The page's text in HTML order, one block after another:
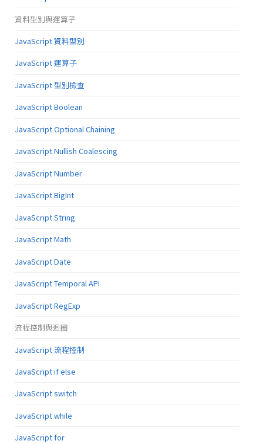
資料型別與運算子
JavaScript 資料型別
JavaScript 運算子
JavaScript 型別檢查
JavaScript Boolean
JavaScript Optional Chaining
JavaScript Nullish Coalescing
JavaScript Number
JavaScript BigInt
JavaScript String
JavaScript Math
JavaScript Date
JavaScript Temporal API
JavaScript RegExp
流程控制與迴圈
JavaScript 流程控制
JavaScript if else
JavaScript switch
JavaScript while
JavaScript for